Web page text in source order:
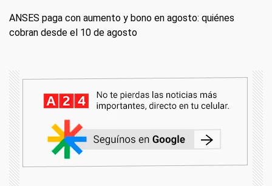
ANSES paga con aumento y bono en agosto: quiénes
cobran desde el 10 de agosto